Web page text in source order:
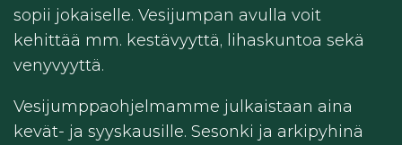
sopii jokaiselle. Vesijumpan avulla voit
kehittää mm. kestävyyttä, lihaskuntoa sekä
venyvyyttä.
Vesijumppaohjelmamme julkaistaan aina
kevät- ja syyskausille. Sesonki ja arkipyhinä